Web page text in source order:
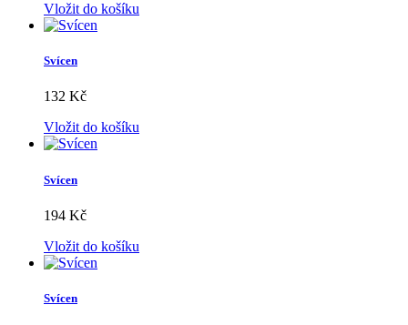
Vložit do košíku
Svícen
132 Kč
Vložit do košíku
Svícen
194 Kč
Vložit do košíku
Svícen